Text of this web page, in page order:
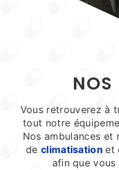
NOS
Vous retrouverez à
tout notre
Nos ambulances et
de climatisationet
afin que vous